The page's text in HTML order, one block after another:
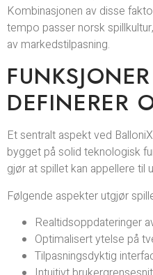
Kombinasjonen av disse
tempo passer norsk
av markedstilpasning.
DEFINERER
Et sentralt aspekt ved
bygget på solid teknologisk
gjør at spillet kan appellere til
Følgende aspekter utgjør
Realtidsoppdateringer
Optimalisert ytelse på
Tilpasningsdyktig